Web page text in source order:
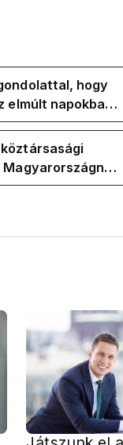
hogy
elmúlt napokban
nélkül